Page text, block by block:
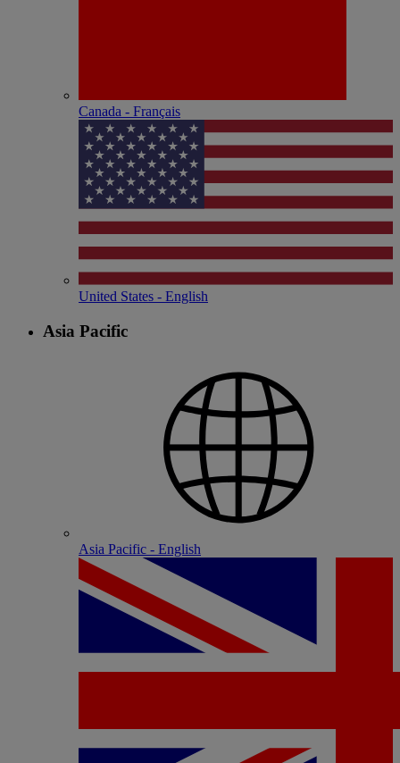
Canada - Français
United States - English
Asia Pacific
Asia Pacific - English